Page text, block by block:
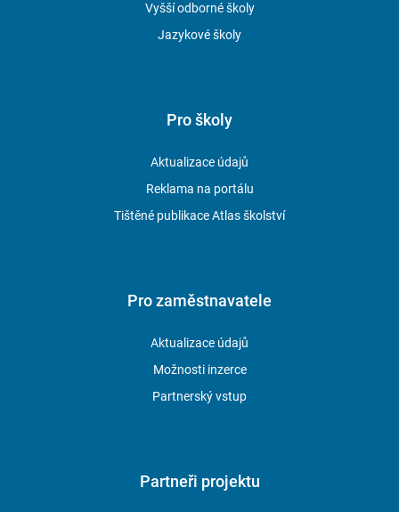
Vyšší odborné školy
Jazykové školy
Pro školy
Aktualizace údajů
Reklama na portálu
Tištěné publikace Atlas školství
Pro zaměstnavatele
Aktualizace údajů
Možnosti inzerce
Partnerský vstup
Partneři projektu